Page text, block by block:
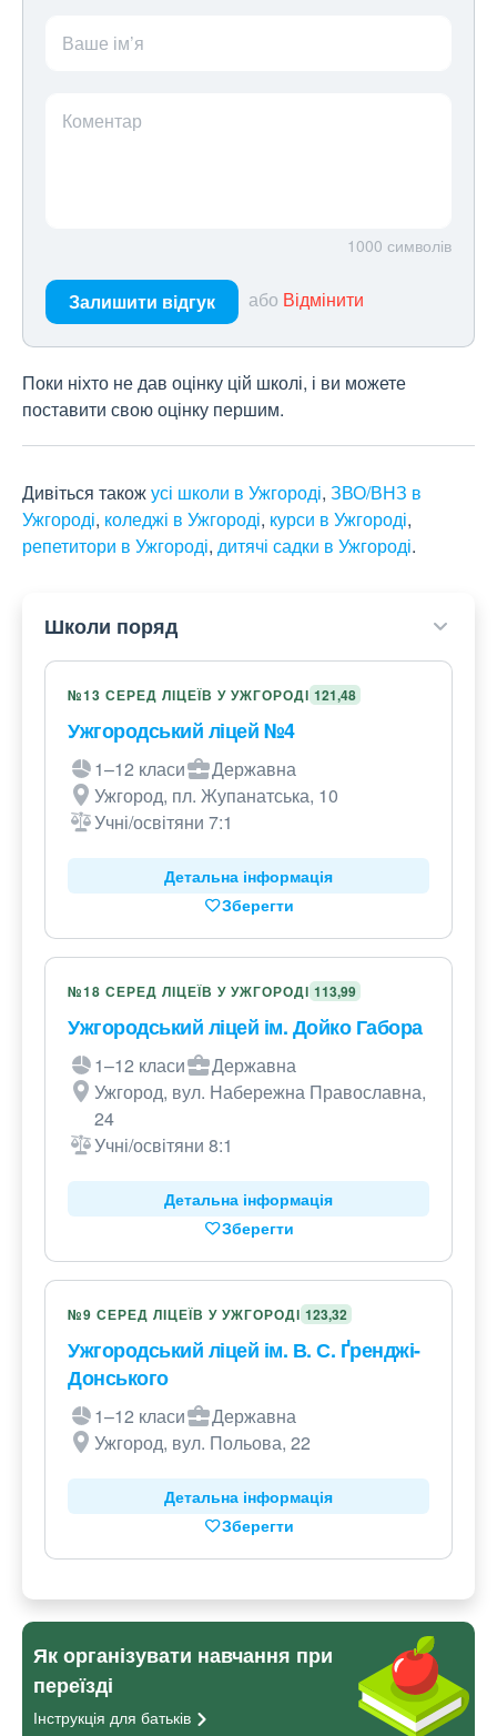
Ваше ім’я
Коментар
1000 символів
Залишити відгук або Відмінити
Поки ніхто не дав оцінку цій школі, і ви можете
поставити свою оцінку першим.
Дивіться такожусі школи в Ужгороді, ЗВО/ВНЗ в
Ужгороді, коледжі в Ужгороді, курси в Ужгороді,
репетитори в Ужгороді, дитячі садки в Ужгороді.
Школи поряд
№13 СЕРЕД ЛІЦЕЇВ У УЖГОРОДІ 121,48
Ужгородський ліцей №4
1–12 класи
Державна
Ужгород, пл. Жупанатська, 10
Учні/освітяни 7:1
Детальна інформація
Зберегти
№18 СЕРЕД ЛІЦЕЇВ У УЖГОРОДІ 113,99
Ужгородський ліцей ім. Дойко Габора
1–12 класи
Державна
Ужгород, вул. Набережна Православна,
24
Учні/освітяни 8:1
Детальна інформація
Зберегти
№9 СЕРЕД ЛІЦЕЇВ У УЖГОРОДІ 123,32
Ужгородський ліцей ім. В. С. Ґренджі-
Донського
1–12 класи
Державна
Ужгород, вул. Польова, 22
Детальна інформація
Зберегти
Як організувати навчання при
переїзді
Інструкція для батьків